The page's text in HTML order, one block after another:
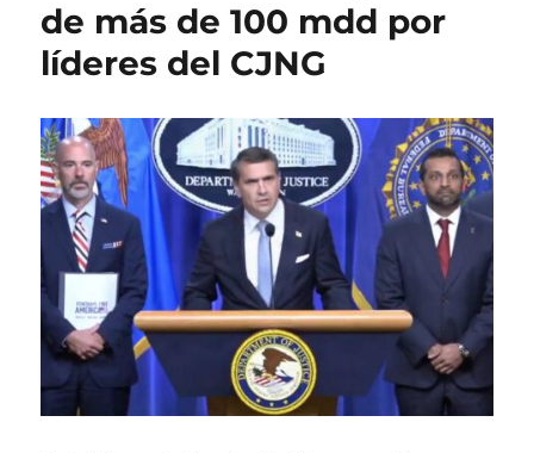
o
e
l
a
t
a
s
de más de 100 mdd por
líderes del CJNG